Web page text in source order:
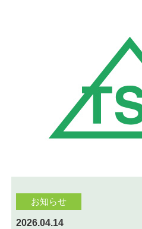
お知らせ
2026.04.14